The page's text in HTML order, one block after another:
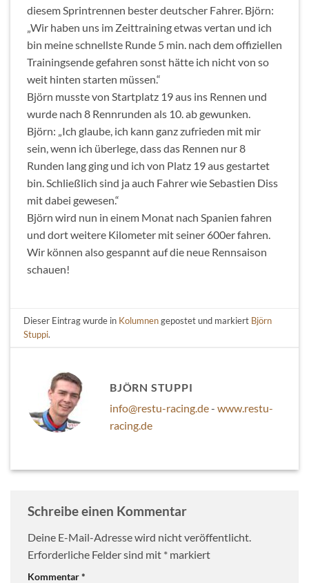
diesem Sprintrennen bester deutscher Fahrer. Björn:
„Wir haben uns im Zeittraining etwas vertan und ich
bin meine schnellste Runde 5 min. nach dem offiziellen
Trainingsende gefahren sonst hätte ich nicht von so
weit hinten starten müssen.“
Björn musste von Startplatz 19 aus ins Rennen und
wurde nach 8 Rennrunden als 10. ab gewunken.
Björn: „Ich glaube, ich kann ganz zufrieden mit mir
sein, wenn ich überlege, dass das Rennen nur 8
Runden lang ging und ich von Platz 19 aus gestartet
bin. Schließlich sind ja auch Fahrer wie Sebastien Diss
mit dabei gewesen.“
Björn wird nun in einem Monat nach Spanien fahren
und dort weitere Kilometer mit seiner 600er fahren.
Wir können also gespannt auf die neue Rennsaison
schauen!
Dieser Eintrag wurde in Kolumnengepostet und markiert Björn
Stuppi.
BJÖRN STUPPI
info@restu-racing.de- www.restu-
racing.de
Schreibe einen Kommentar
Deine E-Mail-Adresse wird nicht veröffentlicht.
Erforderliche Felder sind mit * markiert
Kommentar*